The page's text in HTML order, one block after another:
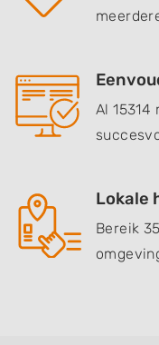
Al 15314
Lokale
Bereik